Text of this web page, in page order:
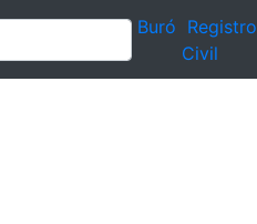
Buró Registro
Civil